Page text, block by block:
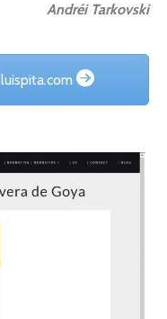
Andréi Tarkovski
luispita.com